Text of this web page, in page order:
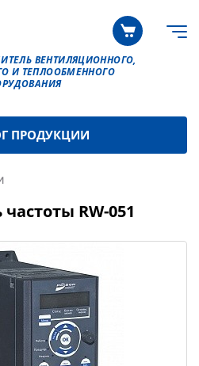
ВЕНТИЛЯЦИОННОГО,
И ТЕПЛООБМЕННОГО
ПРОДУКЦИИ
RW-051